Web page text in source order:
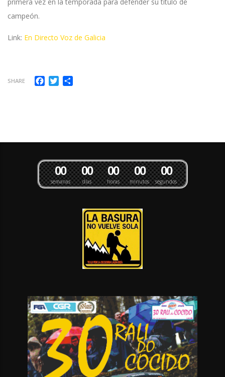
campeón.
Link: En Directo Voz de Galicia
SHARE Facebook
Twitter
semanas
00
días
00
horas
00
minutos
00
segundos
00